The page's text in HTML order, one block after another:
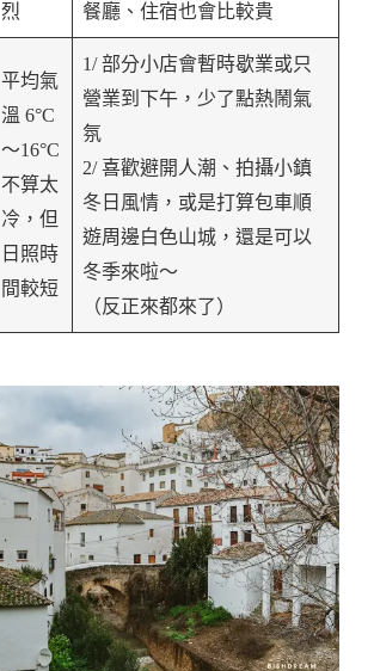
烈
餐廳、住宿也會比較貴
平均氣
溫 6°C
～16°C
不算太
冷，但
日照時
間較短
1/ 部分小店會暫時歇業或只
營業到下午，少了點熱鬧氣
氛
2/ 喜歡避開人潮、拍攝小鎮
冬日風情，或是打算包車順
遊周邊白色山城，還是可以
冬季來啦～
（反正來都來了）